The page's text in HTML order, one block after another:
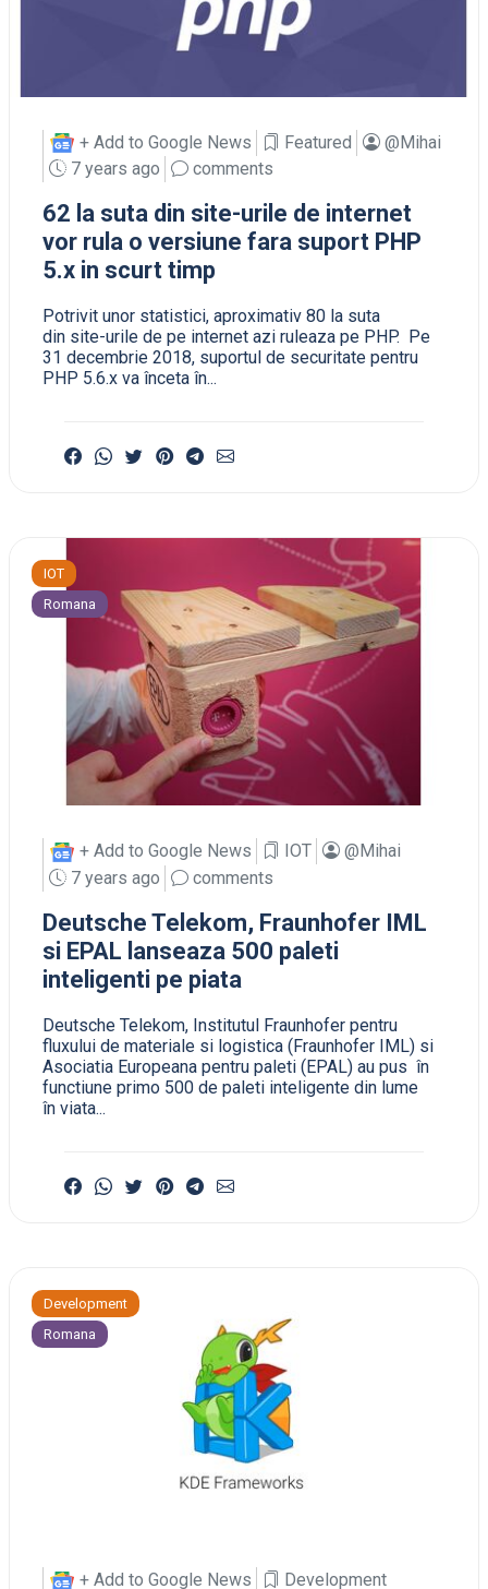
+ Add to Google News Featured
@Mihai
7 years ago
comments
62 la suta din site-urile de internet
vor rula o versiune fara suport PHP
5.x in scurt timp
Potrivit unor statistici, aproximativ 80 la suta
din site-urile de pe internet azi ruleaza pe PHP. Pe
31 decembrie 2018, suportul de securitate pentru
PHP 5.6.x va înceta în...
IOT
Romana
+ Add to Google News IOT
@Mihai
7 years ago
comments
Deutsche Telekom, Fraunhofer IML
si EPAL lanseaza 500 paleti
inteligenti pe piata
Deutsche Telekom, Institutul Fraunhofer pentru
fluxului de materiale si logistica (Fraunhofer IML) si
Asociatia Europeana pentru paleti (EPAL) au pus în
functiune primo 500 de paleti inteligente din lume
în viata...
Development
Romana
+ Add to Google News Development